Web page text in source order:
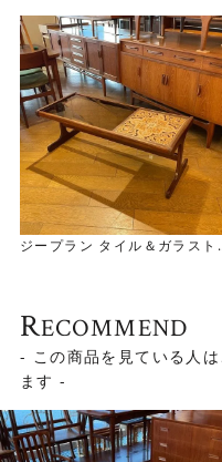
ble
ジープラン タイル＆ガラスト
RECOMMEND
- この商品を見ている人
ます -